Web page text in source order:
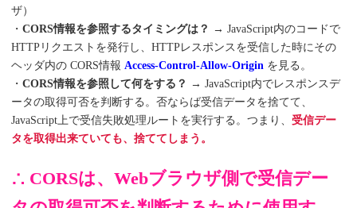
ザ）
・ CORS情報を参照するタイミングは？ → JavaScript内のコードで
HTTPリクエストを発行し、HTTPレスポンスを受信した時にその
ヘッダ内の CORS情報 Access-Control-Allow-Origin を見る。
・ CORS情報を参照して何をする？ → JavaScript内でレスポンスデ
ータの取得可否を判断する。否ならば受信データを捨てて、
JavaScript上で受信失敗処理ルートを実行する。つまり、 受信デー
タを取得出来ていても、捨ててしまう。
∴ CORSは、Webブラウザ側で受信デー